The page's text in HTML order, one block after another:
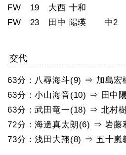
FW 19 大西 十和
FW 23 田中 陽瑛 中2
交代
63分：八尋海斗(9) ⇒ 加島宏
63分：小山海音(10) ⇒ 田中
63分：武田竜一(18) ⇒ 北村
72分：海邊真太朗(6) ⇒ 岩藤
73分：浅田大翔(8) ⇒ 五十嵐